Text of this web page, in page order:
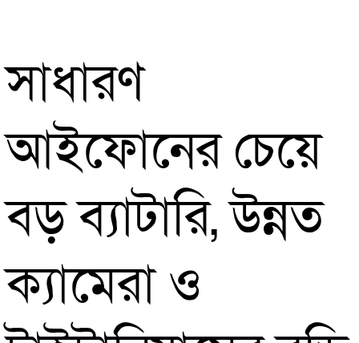
সাধারণ
আইফোনের চেয়ে
বড় ব্যাটারি, উন্নত
ক্যামেরা ও